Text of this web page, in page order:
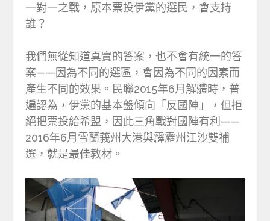
一對一之戰，原本票投伊黨的選民，會支持
誰？
我們無從知道真實的答案，也不會有統一的答
案——因為不同的選區，會因為不同的因素而
產生不同的效果。民聯2015年6月解體時，普
遍認為，伊黨的基本盤傾向「反國陣」，但拒
絕把票投給希盟，因此三角戰對國陣有利——
2016年6月雪蘭莪州大港與霹靂州江沙雙補
選，就是最佳教材。